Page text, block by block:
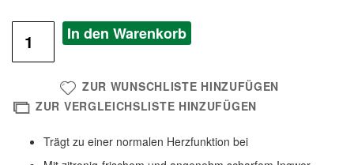
In den Warenkorb
ZUR WUNSCHLISTE HINZUFÜGEN
ZUR VERGLEICHSLISTE HINZUFÜGEN
Trägt zu einer normalen Herzfunktion bei